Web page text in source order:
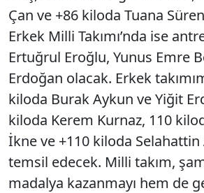
Çan ve +86 kiloda Tuana
Erkek Milli Takımı’nda ise
Ertuğrul Eroğlu, Yunus Emre
Erdoğan olacak. Erkek
kiloda Burak Aykun ve Yiğit
kiloda Kerem Kurnaz, 110
İkne ve +110 kiloda Selahattin
temsil edecek. Milli takım,
madalya kazanmayı hem de